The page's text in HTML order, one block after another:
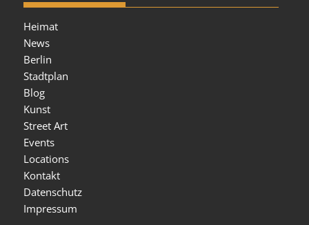
Heimat
News
Berlin
Stadtplan
Blog
Kunst
Street Art
Events
Locations
Kontakt
Datenschutz
Impressum